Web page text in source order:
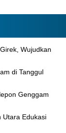
Wujudkan
di Tanggul
Genggam
Utara Edukasi